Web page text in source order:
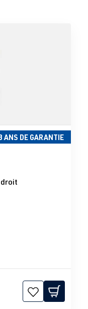
ANS DE GARANTIE